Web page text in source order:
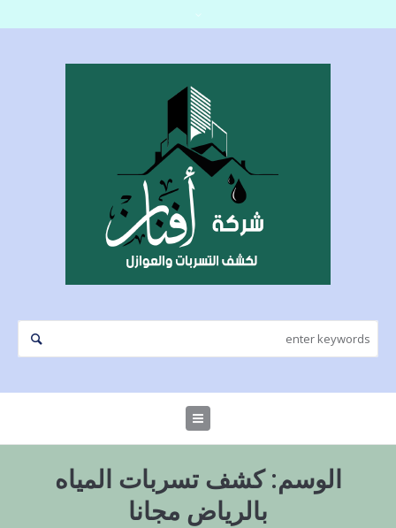
الوسم:كشف تسربات المياه
بالرياض مجانا